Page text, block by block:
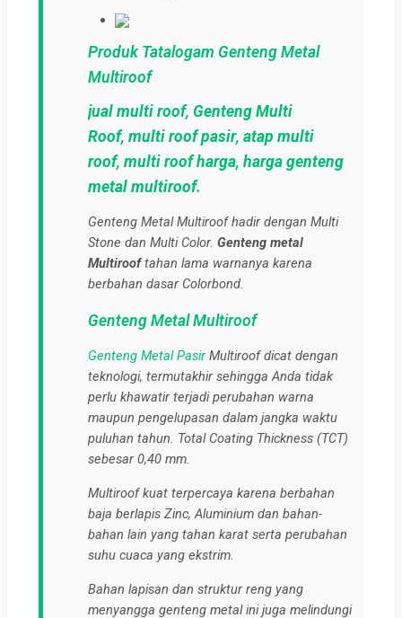
Produk Tatalogam Genteng Metal
Multiroof
jual multi roof,Genteng Multi
Roof,multi roof pasir,atap multi
roof,multi roof harga,harga genteng
metal multiroof.
Genteng Metal Multiroof hadir dengan Multi
Stone dan Multi Color.Genteng metal
Multirooftahan lama warnanya karena
berbahan dasar Colorbond.
Genteng Metal Multiroof
Genteng Metal PasirMultiroof dicat dengan
teknologi, termutakhir sehingga Anda tidak
perlu khawatir terjadi perubahan warna
maupun pengelupasan dalam jangka waktu
puluhan tahun. Total Coating Thickness (TCT)
sebesar 0,40 mm.
Multiroof kuat terpercaya karena berbahan
baja berlapis Zinc, Aluminium dan bahan-
bahan lain yang tahan karat serta perubahan
suhu cuaca yang ekstrim.
Bahan lapisan dan struktur reng yang
menyangga genteng metal ini juga melindungi